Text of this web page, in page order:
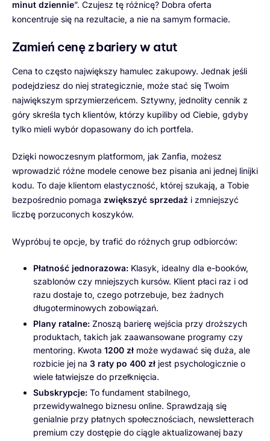
minut dziennie”. Czujesz tę różnicę? Dobra oferta
koncentruje się na rezultacie, a nie na samym formacie.
Zamień cenę z bariery w atut
Cena to często największy hamulec zakupowy. Jednak jeśli
podejdziesz do niej strategicznie, może stać się Twoim
największym sprzymierzeńcem. Sztywny, jednolity cennik z
góry skreśla tych klientów, którzy kupiliby od Ciebie, gdyby
tylko mieli wybór dopasowany do ich portfela.
Dzięki nowoczesnym platformom, jak Zanfia, możesz
wprowadzić różne modele cenowe bez pisania ani jednej linijki
kodu. To daje klientom elastyczność, której szukają, a Tobie
bezpośrednio pomaga zwiększyć sprzedaż i zmniejszyć
liczbę porzuconych koszyków.
Wypróbuj te opcje, by trafić do różnych grup odbiorców:
Płatność jednorazowa: Klasyk, idealny dla e-booków,
szablonów czy mniejszych kursów. Klient płaci raz i od
razu dostaje to, czego potrzebuje, bez żadnych
długoterminowych zobowiązań.
Plany ratalne: Znoszą barierę wejścia przy droższych
produktach, takich jak zaawansowane programy czy
mentoring. Kwota 1200 zł może wydawać się duża, ale
rozbicie jej na 3 raty po 400 zł jest psychologicznie o
wiele łatwiejsze do przełknięcia.
Subskrypcje: To fundament stabilnego,
przewidywalnego biznesu online. Sprawdzają się
genialnie przy płatnych społecznościach, newsletterach
premium czy dostępie do ciągle aktualizowanej bazy